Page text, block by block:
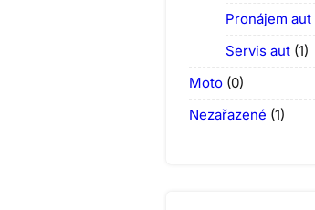
Pronájem aut
Servis aut (1)
Moto (0)
Nezařazené (1)